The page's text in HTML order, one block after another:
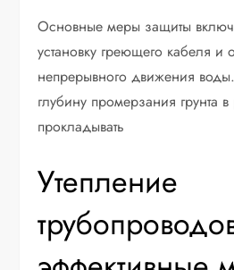
Основные меры защиты
установку греющего кабеля и
непрерывного движения
глубину промерзания грунта
прокладывать
Утепление